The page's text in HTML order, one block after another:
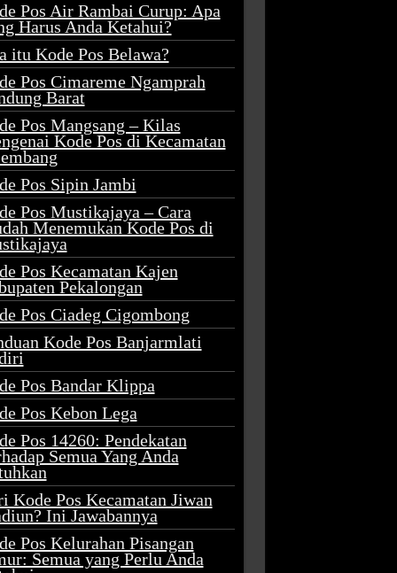
Pos Air Rambai Curup: Apa
Harus Anda Ketahui?
itu Kode Pos Belawa?
Pos Cimareme Ngamprah
Barat
Pos Mangsang – Kilas
Kode Pos di Kecamatan
Pos Sipin Jambi
Pos Mustikajaya – Cara
Menemukan Kode Pos di
Pos Kecamatan Kajen
Pekalongan
Pos Ciadeg Cigombong
Kode Pos Banjarmlati
Pos Bandar Klippa
Pos Kebon Lega
Pos 14260: Pendekatan
Semua Yang Anda
Kode Pos Kecamatan Jiwan
Ini Jawabannya
Pos Kelurahan Pisangan
Semua yang Perlu Anda